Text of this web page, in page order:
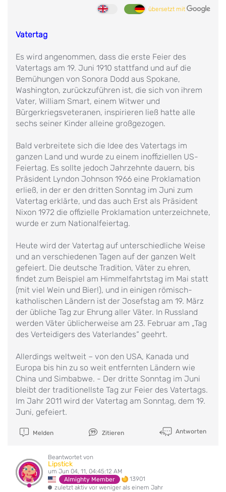
übersetzt mit
Vatertag
Es wird angenommen, dass die erste Feier des
Vatertags am 19. Juni 1910 stattfand und auf die
Bemühungen von Sonora Dodd aus Spokane,
Washington, zurückzuführen ist, die sich von ihrem
Vater, William Smart, einem Witwer und
Bürgerkriegsveteranen, inspirieren ließ hatte alle
sechs seiner Kinder alleine großgezogen.
Bald verbreitete sich die Idee des Vatertags im
ganzen Land und wurde zu einem inoffiziellen US-
Feiertag. Es sollte jedoch Jahrzehnte dauern, bis
Präsident Lyndon Johnson 1966 eine Proklamation
erließ, in der er den dritten Sonntag im Juni zum
Vatertag erklärte, und das auch Erst als Präsident
Nixon 1972 die offizielle Proklamation unterzeichnete,
wurde er zum Nationalfeiertag.
Heute wird der Vatertag auf unterschiedliche Weise
und an verschiedenen Tagen auf der ganzen Welt
gefeiert. Die deutsche Tradition, Väter zu ehren,
findet zum Beispiel am Himmelfahrtstag im Mai statt
(mit viel Wein und Bier!), und in einigen römisch-
katholischen Ländern ist der Josefstag am 19. März
der übliche Tag zur Ehrung aller Väter. In Russland
werden Väter üblicherweise am 23. Februar am „Tag
des Verteidigers des Vaterlandes“ geehrt.
Allerdings weltweit – von den USA, Kanada und
Europa bis hin zu so weit entfernten Ländern wie
China und Simbabwe. - Der dritte Sonntag im Juni
bleibt der traditionellste Tag zur Feier des Vatertags.
Im Jahr 2011 wird der Vatertag am Sonntag, dem 19.
Juni, gefeiert.
Melden Zitieren Antworten
Beantwortet von
Lipstick
um Jun 04, 11, 04:45:12 AM
Almighty Member
13901
zuletzt aktiv vor weniger als einem Jahr